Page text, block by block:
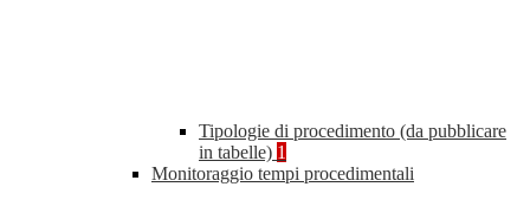
Tipologie di procedimento (da pubblicare
in tabelle) 1
Monitoraggio tempi procedimentali